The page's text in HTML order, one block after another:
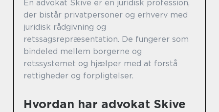
En advokat Skive er en juridisk profession,
der bistår privatpersoner og erhverv med
juridisk rådgivning og
retssagsrepræsentation. De fungerer som
bindeled mellem borgerne og
retssystemet og hjælper med at forstå
rettigheder og forpligtelser.
Hvordan har advokat Skive